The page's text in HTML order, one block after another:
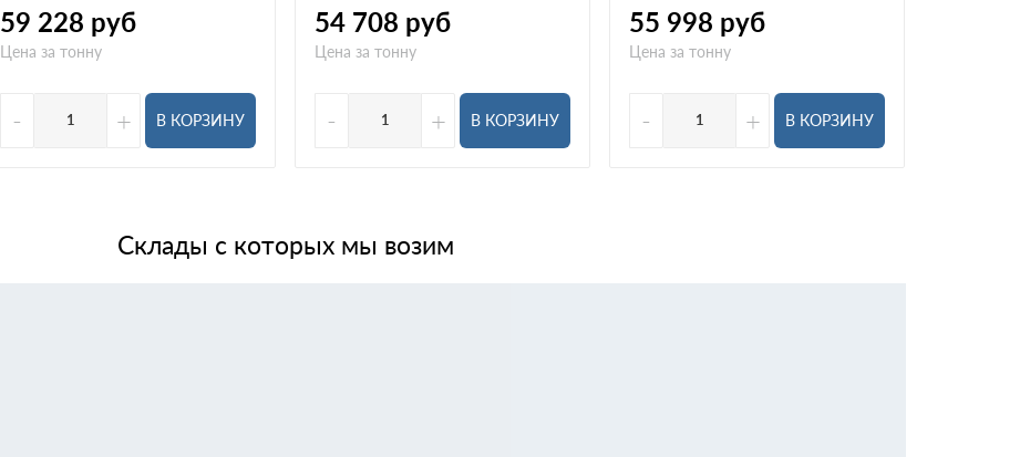
59 228 руб
Цена за тонну
- + В КОРЗИНУ
54 708 руб
Цена за тонну
- + В КОРЗИНУ
55 998 руб
Цена за тонну
- + В КОРЗИНУ
Склады с которых мы возим